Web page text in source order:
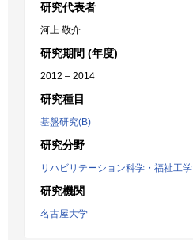
研究代表者
河上 敬介
研究期間 (年度)
2012 – 2014
研究種目
基盤研究(B)
研究分野
リハビリテーション科学・福祉工学
研究機関
名古屋大学